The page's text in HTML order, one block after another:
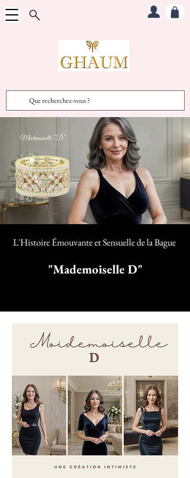
L'Histoire Émouvante et Sensuelle de la Bague
"Mademoiselle D"